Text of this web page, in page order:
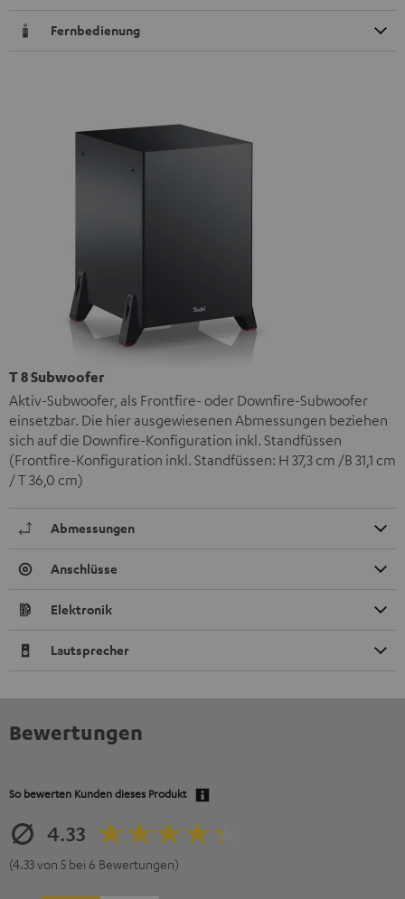
Fernbedienung
T 8 Subwoofer
Aktiv-Subwoofer, als Frontfire- oder Downfire-Subwoofer
einsetzbar. Die hier ausgewiesenen Abmessungen beziehen
sich auf die Downfire-Konfiguration inkl. Standfüssen
(Frontfire-Konfiguration inkl. Standfüssen: H 37,3 cm /B 31,1 cm
/ T 36,0 cm)
Abmessungen
Anschlüsse
Elektronik
Lautsprecher
Bewertungen
So bewerten Kunden dieses Produkt
4.33
(4.33 von 5 bei 6 Bewertungen)